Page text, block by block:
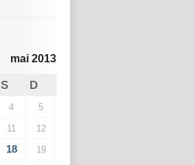
mai 2013
S D
4 5
11 12
18 19